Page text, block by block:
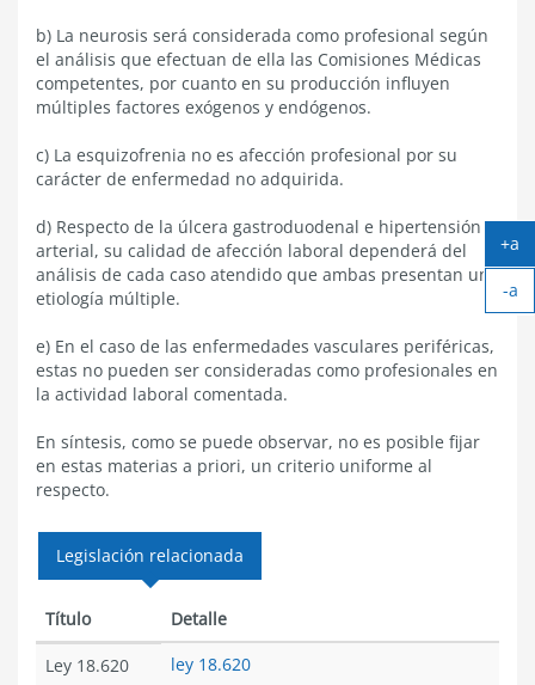
b) La neurosis será considerada como profesional según
el análisis que efectuan de ella las Comisiones Médicas
competentes, por cuanto en su producción influyen
múltiples factores exógenos y endógenos.
c) La esquizofrenia no es afección profesional por su
carácter de enfermedad no adquirida.
d) Respecto de la úlcera gastroduodenal e hipertensión
arterial, su calidad de afección laboral dependerá del
análisis de cada caso atendido que ambas presentan una
etiología múltiple.
e) En el caso de las enfermedades vasculares periféricas,
estas no pueden ser consideradas como profesionales en
la actividad laboral comentada.
En síntesis, como se puede observar, no es posible fijar
en estas materias a priori, un criterio uniforme al
respecto.
Legislación relacionada
Título Detalle
Ley 18.620
ley 18.620
+a
-a